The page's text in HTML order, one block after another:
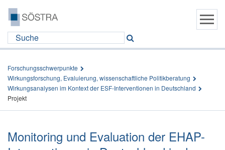
Forschungsschwerpunkte
Wirkungsforschung, Evaluierung, wissenschaftliche Politikberatung
Wirkungsanalysen im Kontext der ESF-Interventionen in Deutschland
Projekt
Monitoring und Evaluation der EHAP-